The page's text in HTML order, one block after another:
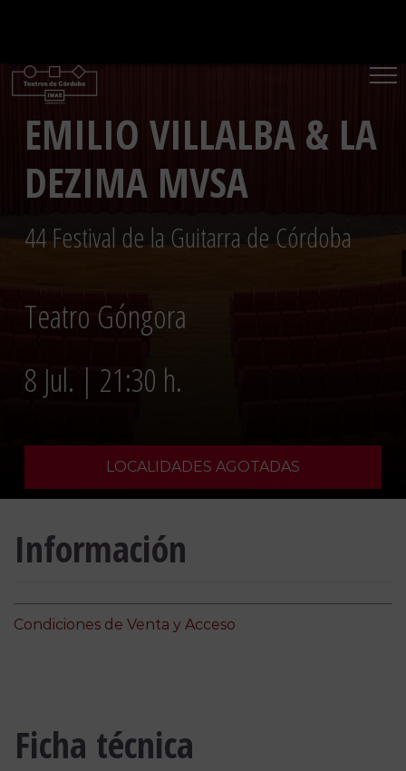
contenido
EMILIO VILLALBA & LA
DEZIMA MVSA
44 Festival de la Guitarra de Córdoba
Teatro Góngora
8 Jul. | 21:30 h.
LOCALIDADES AGOTADAS
Información
Condiciones de Venta y Acceso
Ficha técnica